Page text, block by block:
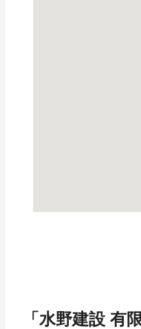
「水野建設 有